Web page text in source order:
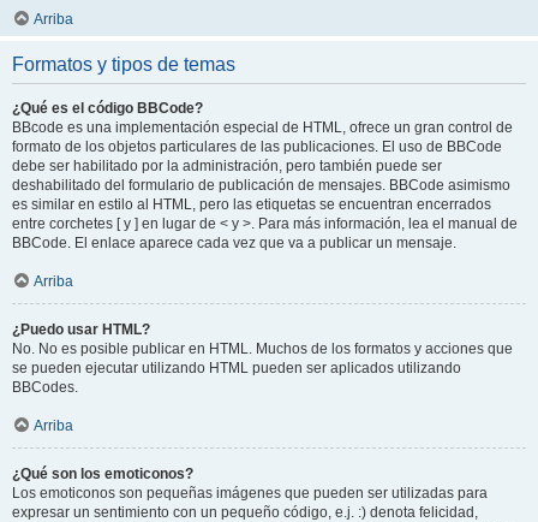
Arriba
Formatos y tipos de temas
¿Qué es el código BBCode?
BBcode es una implementación especial de HTML, ofrece un gran control de
formato de los objetos particulares de las publicaciones. El uso de BBCode
debe ser habilitado por la administración, pero también puede ser
deshabilitado del formulario de publicación de mensajes. BBCode asimismo
es similar en estilo al HTML, pero las etiquetas se encuentran encerrados
entre corchetes [ y ] en lugar de < y >. Para más información, lea el manual de
BBCode. El enlace aparece cada vez que va a publicar un mensaje.
Arriba
¿Puedo usar HTML?
No. No es posible publicar en HTML. Muchos de los formatos y acciones que
se pueden ejecutar utilizando HTML pueden ser aplicados utilizando
BBCodes.
Arriba
¿Qué son los emoticonos?
Los emoticonos son pequeñas imágenes que pueden ser utilizadas para
expresar un sentimiento con un pequeño código, e.j. :) denota felicidad,